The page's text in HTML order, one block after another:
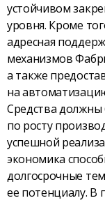
устойчивом
уровня. Кроме
адресная
механизмов
а также
на
Средства должны
по росту
успешной
экономика
долгосрочные
ее потенциалу. В